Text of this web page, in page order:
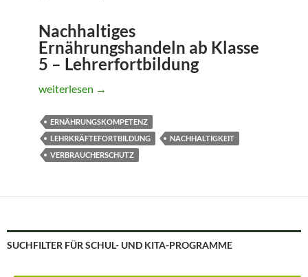
Nachhaltiges
Ernährungshandeln ab Klasse
5 – Lehrerfortbildung
Qualitätsfächer des Bundeszentrums für Ernährung
weiterlesen →
ERNÄHRUNGSKOMPETENZ
LEHRKRÄFTEFORTBILDUNG
NACHHALTIGKEIT
VERBRAUCHERSCHUTZ
SUCHFILTER FÜR SCHUL- UND KITA-PROGRAMME